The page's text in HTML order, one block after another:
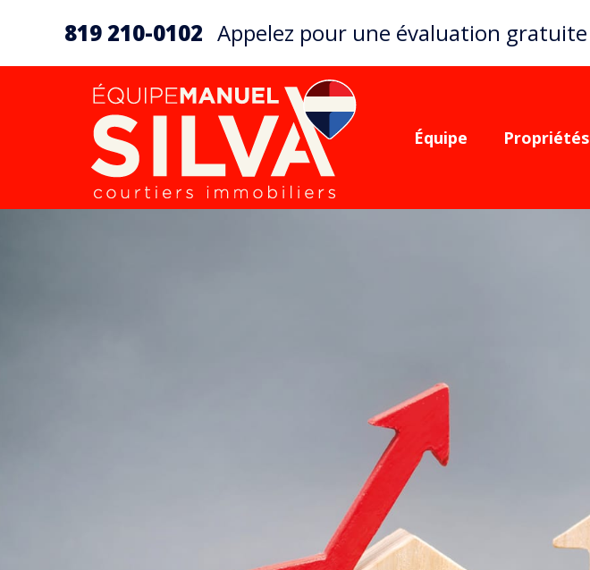
819 210-0102 Appelez pour une évaluation gratuite
Équipe Propriétés